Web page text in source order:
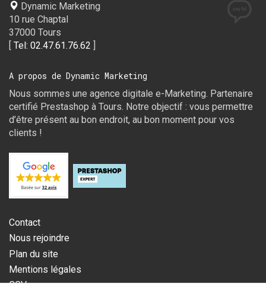
Dynamic Marketing
10 rue Chaptal
37000 Tours
[ Tel: 02.47.61.76.62 ]
A propos de Dynamic Marketing
Nous sommes une agence digitale e-Marketing. Partenaire
certifié Prestashop à Tours. Notre objectif : vous permettre
d’être présent au bon endroit, au bon moment pour vos
clients !
Contact
Nous rejoindre
Plan du site
Mentions légales